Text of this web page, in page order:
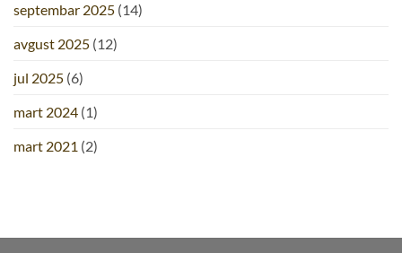
septembar 2025 (14)
avgust 2025 (12)
jul 2025 (6)
mart 2024 (1)
mart 2021 (2)